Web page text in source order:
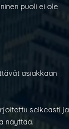
puoli ei ole
asiakkaan
selkeästi ja
näyttää.